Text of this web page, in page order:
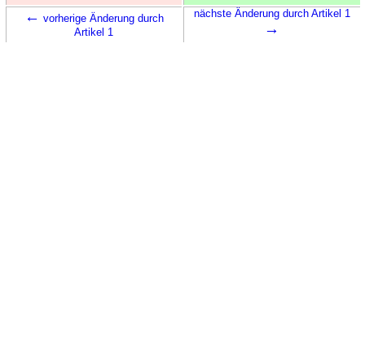
← vorherige Änderung durch
Artikel 1
nächste Änderung durch Artikel 1
→